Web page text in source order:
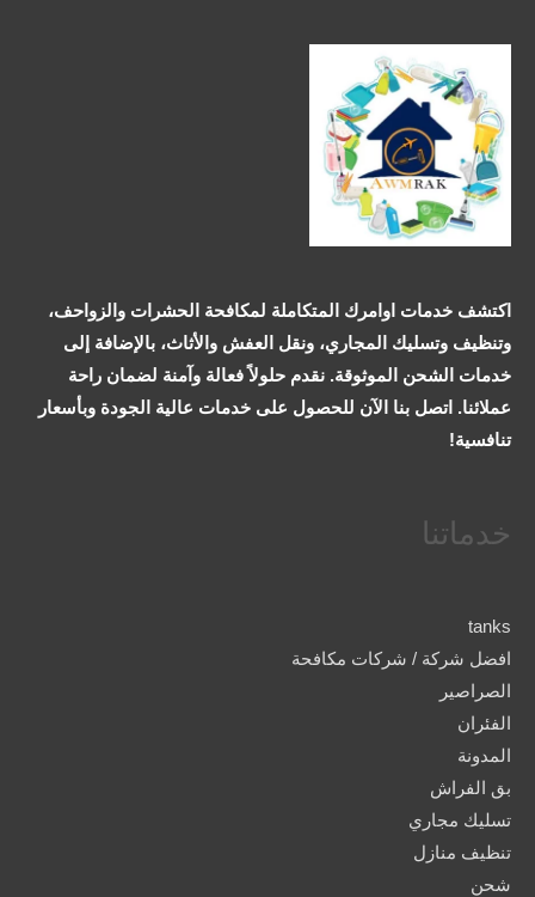
اكتشف خدمات اوامرك المتكاملة لمكافحة الحشرات والزواحف،
وتنظيف وتسليك المجاري، ونقل العفش والأثاث، بالإضافة إلى
خدمات الشحن الموثوقة. نقدم حلولاً فعالة وآمنة لضمان راحة
عملائنا. اتصل بنا الآن للحصول على خدمات عالية الجودة وبأسعار
تنافسية!
خدماتنا
tanks
افضل شركة / شركات مكافحة
الصراصير
الفئران
المدونة
بق الفراش
تسليك مجاري
تنظيف منازل
شحن